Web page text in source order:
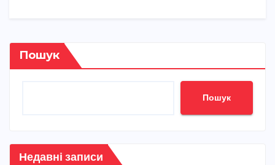
Пошук
Пошук
Недавні записи